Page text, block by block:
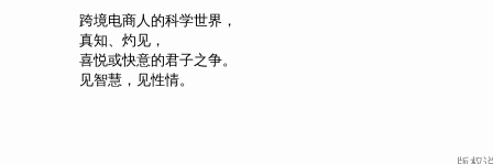
跨境电商人的科学世界，
真知、灼见，
喜悦或快意的君子之争。
见智慧，见性情。